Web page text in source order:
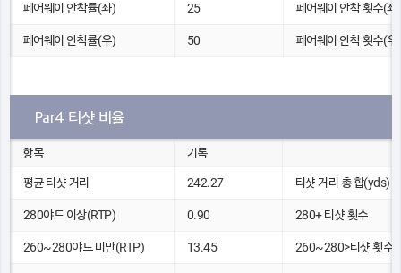
페어웨이 안착률(좌) 25 페어웨이 안착 횟수(좌)
페어웨이 안착률(우) 50 페어웨이 안착 횟수(우)
Par4 티샷 비율
항목 기록
평균 티샷 거리 242.27 티샷 거리 총 합(yds)
280야드 이상(RTP) 0.90 280+ 티샷 횟수
260~280야드 미만(RTP) 13.45 260~280>티샷 횟수